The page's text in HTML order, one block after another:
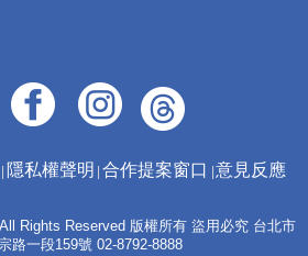
隱私權聲明 合作提案窗口 意見反應
Rights Reserved 版權所有 盜用必究 台北市
路一段159號 02-8792-8888